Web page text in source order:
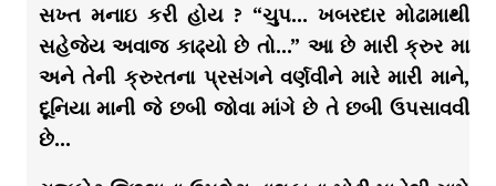
સખ્ત મનાઇ કરી હોય ? “ચુપ… ખબરદાર મોઢામાથી
સહેજેય અવાજ કાઢ્યો છે તો…” આ છે મારી ક્રુર મા
અને તેની ક્રુરતના પ્રસંગને વર્ણવીને મારે મારી માને,
દૂનિયા માની જે છબી જોવા માંગે છે તે છબી ઉપસાવવી
છે…